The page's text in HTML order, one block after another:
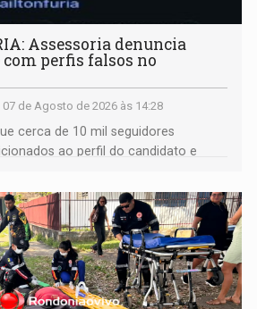
Assessoria denuncia
perfis falsos no
07 de Agosto de 2026 às 14:28
cerca de 10 mil seguidores
ao perfil do candidato e